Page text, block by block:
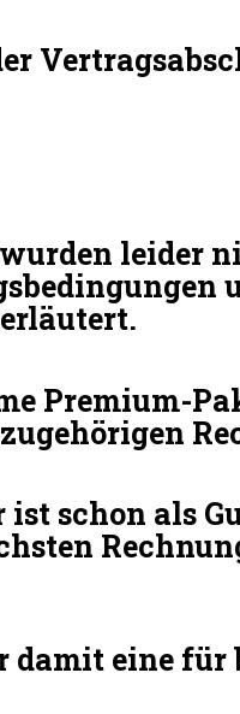
leider
Premium-
ist schon als
eine für